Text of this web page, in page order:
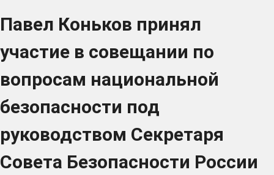
Павел Коньков принял
участие в совещании по
вопросам национальной
безопасности под
руководством Секретаря
Совета Безопасности России